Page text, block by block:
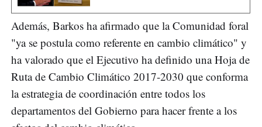
Además, Barkos ha afirmado que la Comunidad foral
"ya se postula como referente en cambio climático" y
ha valorado que el Ejecutivo ha definido una Hoja de
Ruta de Cambio Climático 2017-2030 que conforma
la estrategia de coordinación entre todos los
departamentos del Gobierno para hacer frente a los